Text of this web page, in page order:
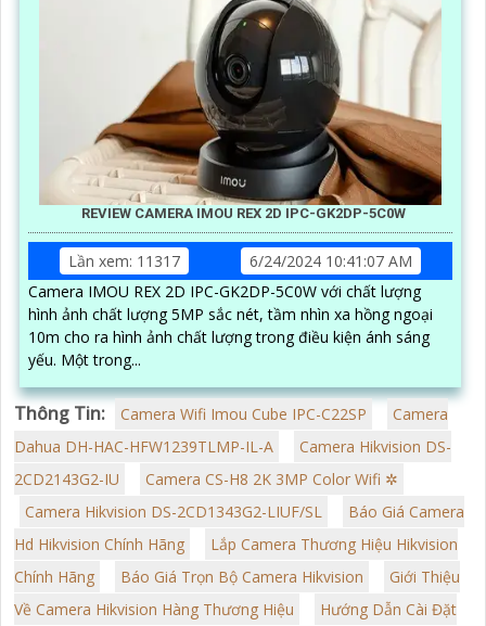
REVIEW CAMERA IMOU REX 2D IPC-GK2DP-5C0W
Lần xem: 11317
6/24/2024 10:41:07 AM
Camera IMOU REX 2D IPC-GK2DP-5C0W với chất lượng
hình ảnh chất lượng 5MP sắc nét, tầm nhìn xa hồng ngoại
10m cho ra hình ảnh chất lượng trong điều kiện ánh sáng
yếu. Một trong...
Thông Tin: Camera Wifi Imou Cube IPC-C22SP
Camera
Dahua DH-HAC-HFW1239TLMP-IL-A
Camera Hikvision DS-
2CD2143G2-IU
Camera CS-H8 2K 3MP Color Wifi ✲
Camera Hikvision DS-2CD1343G2-LIUF/SL
Báo Giá Camera
Hd Hikvision Chính Hãng
Lắp Camera Thương Hiệu Hikvision
Chính Hãng
Báo Giá Trọn Bộ Camera Hikvision
Giới Thiệu
Về Camera Hikvision Hàng Thương Hiệu
Hướng Dẫn Cài Đặt